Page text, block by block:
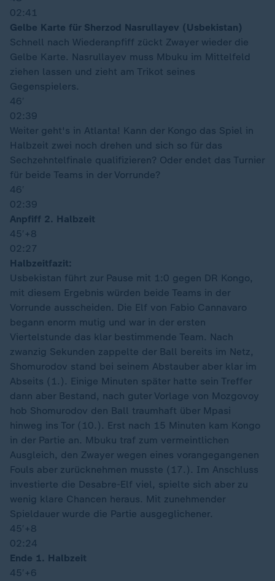
02:41
Gelbe Karte für Sherzod Nasrullayev (Usbekistan)
Schnell nach Wiederanpfiff zückt Zwayer wieder die
Gelbe Karte. Nasrullayev muss Mbuku im Mittelfeld
ziehen lassen und zieht am Trikot seines
Gegenspielers.
46′
02:39
Weiter geht's in Atlanta! Kann der Kongo das Spiel in
Halbzeit zwei noch drehen und sich so für das
Sechzehntelfinale qualifizieren? Oder endet das Turnier
für beide Teams in der Vorrunde?
46′
02:39
Anpfiff 2. Halbzeit
45′ +8
02:27
Halbzeitfazit:
Usbekistan führt zur Pause mit 1:0 gegen DR Kongo,
mit diesem Ergebnis würden beide Teams in der
Vorrunde ausscheiden. Die Elf von Fabio Cannavaro
begann enorm mutig und war in der ersten
Viertelstunde das klar bestimmende Team. Nach
zwanzig Sekunden zappelte der Ball bereits im Netz,
Shomurodov stand bei seinem Abstauber aber klar im
Abseits (1.). Einige Minuten später hatte sein Treffer
dann aber Bestand, nach guter Vorlage von Mozgovoy
hob Shomurodov den Ball traumhaft über Mpasi
hinweg ins Tor (10.). Erst nach 15 Minuten kam Kongo
in der Partie an. Mbuku traf zum vermeintlichen
Ausgleich, den Zwayer wegen eines vorangegangenen
Fouls aber zurücknehmen musste (17.). Im Anschluss
investierte die Desabre-Elf viel, spielte sich aber zu
wenig klare Chancen heraus. Mit zunehmender
Spieldauer wurde die Partie ausgeglichener.
45′ +8
02:24
Ende 1. Halbzeit
45′ +6